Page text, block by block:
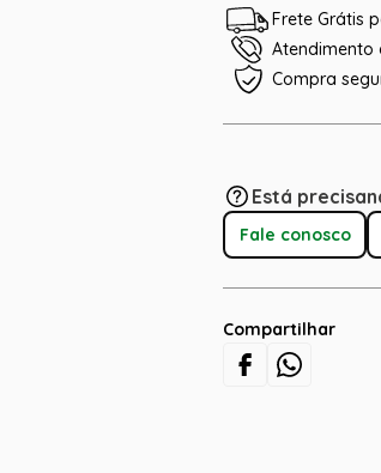
Frete Grátis
Atendimento
Compra
Está
Fale conosco
Compartilhar